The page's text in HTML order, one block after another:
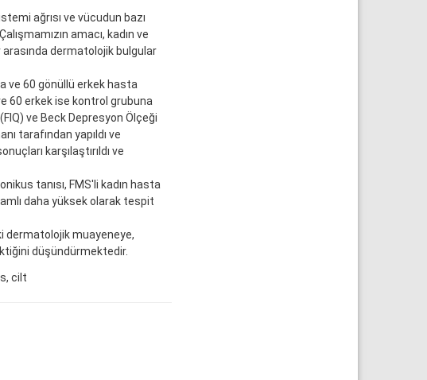
ağrısı ve vücudun bazı
amacı, kadın ve
arasında dermatolojik bulgular
ve 60 gönüllü erkek hasta
60 erkek ise kontrol grubuna
ve Beck Depresyon Ölçeği
tarafından yapıldı ve
karşılaştırıldı ve
tanısı, FMS'li kadın hasta
daha yüksek olarak tespit
dermatolojik muayeneye,
düşündürmektedir.
cilt